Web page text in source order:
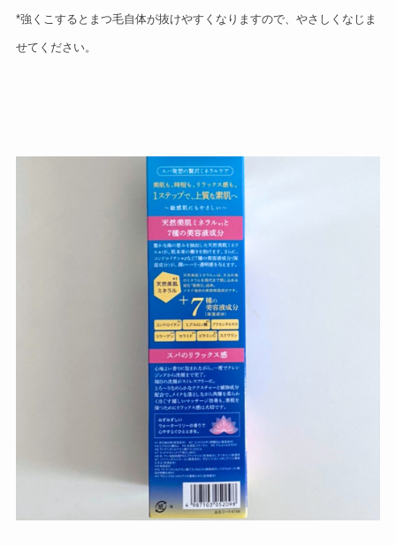
*強くこするとまつ毛自体が抜けやすくなりますので、やさしくなじま
せてください。